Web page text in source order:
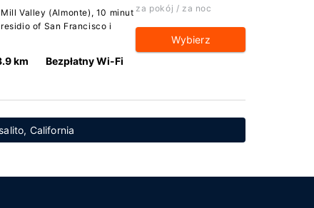
Valley (Almonte), 10 minut
of San Francisco i
km Bezpłatny Wi-Fi
za pokój / za noc
Wybierz
California